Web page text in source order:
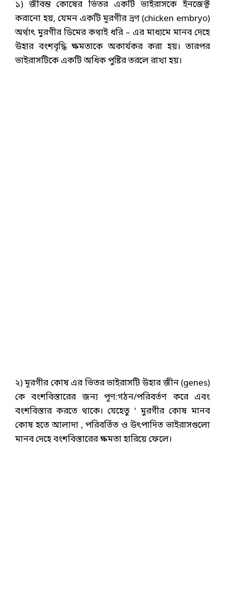
১) জীবন্ত কোষের ভিতর একটি ভাইরাসকে ইনজেক্ট
করানো হয়, যেমন একটি মূরগীর ভ্রণ (chicken embryo)
অর্থাৎ মুরগীর ডিমের কথাই ধরি – এর মাধ্যমে মানব দেহে
উহার বংশবৃদ্ধি ক্ষমতাকে অকার্যকর করা হয়। তারপর
ভাইরাসটিকে একটি অধিক পুষ্টির তরলে রাখা হয়।
২) মূরগীর কোষ এর ভিতর ভাইরাসটি উহার জীন (genes)
কে বংশবিস্তারের জন্য পূণ:গঠন/পরিবর্তণ করে এবং
বংশবিস্তার করতে থাকে। যেহেতু ‘ মুরগীর কোষ মানব
কোষ হতে আলাদা , পরিবর্তিত ও উৎপাদিত ভাইরাসগুলো
মানব দেহে বংশবিস্তারের ক্ষমতা হারিয়ে ফেলে।